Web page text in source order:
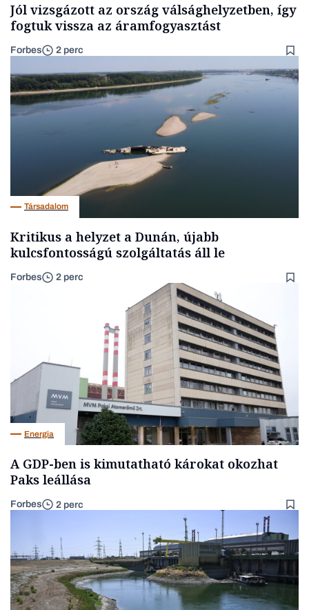
Jól vizsgázott az ország válsághelyzetben, így
fogtuk vissza az áramfogyasztást
Forbes 2 perc
Társadalom
Kritikus a helyzet a Dunán, újabb
kulcsfontosságú szolgáltatás áll le
Forbes 2 perc
Energia
A GDP-ben is kimutatható károkat okozhat
Paks leállása
Forbes 2 perc